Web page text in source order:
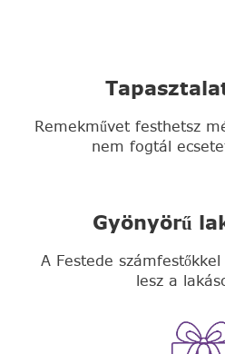
Remekművet festhetsz
nem fogtál
Gyönyörű
A Festede
lesz a